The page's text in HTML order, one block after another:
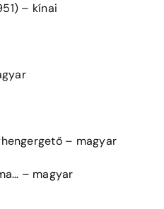
– kínai
– magyar
– magyar